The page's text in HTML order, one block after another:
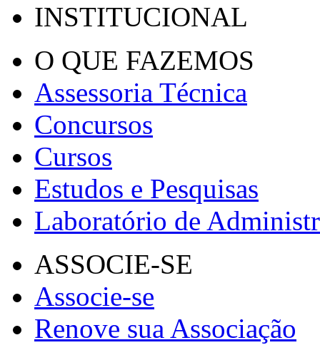
INSTITUCIONAL
O QUE FAZEMOS
Assessoria Técnica
Concursos
Cursos
Estudos e Pesquisas
Laboratório de
ASSOCIE-SE
Associe-se
Renove sua Associação